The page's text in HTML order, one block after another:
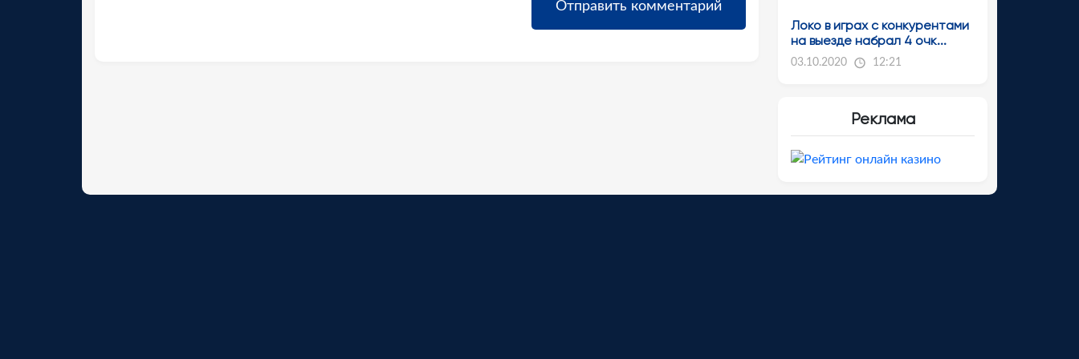
Локо в играх с конкурентами
на выезде набрал 4 очк...
03.10.2020 12:21
Реклама